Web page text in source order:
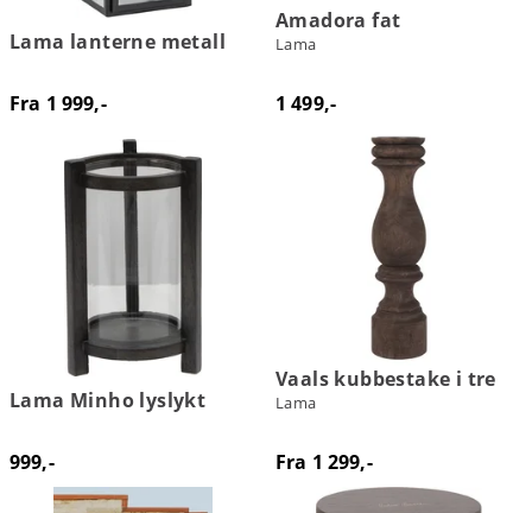
Lama lanterne metall
Fra 1 999,-
Amadora fat
Lama
1 499,-
Lama Minho lyslykt
999,-
Vaals kubbestake i tre
Lama
Fra 1 299,-